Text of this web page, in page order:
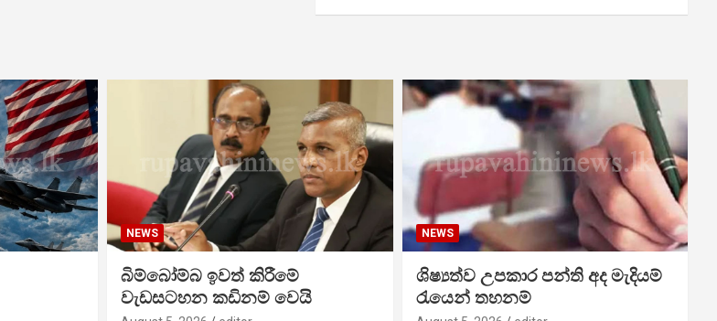
NEWS
බිම්බෝම්බ ඉවත් කිරීමේ
වැඩසටහන කඩිනම් වෙයි
NEWS
ශිෂ්‍යත්ව උපකාර පන්ති අද මැදියම්
රැයෙන් තහනම්